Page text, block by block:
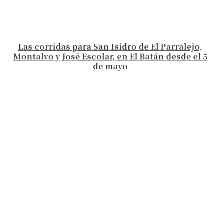
Las corridas para San Isidro de El Parralejo,
Montalvo y José Escolar, en El Batán desde el 5
de mayo